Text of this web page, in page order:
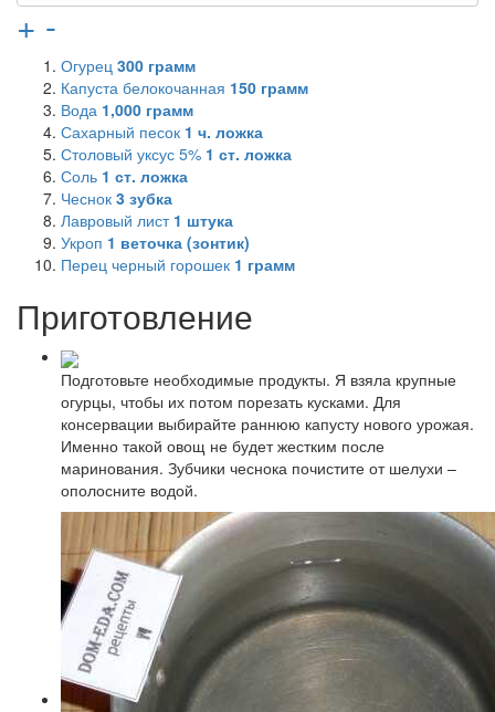
+ -
Огурец 300 грамм
Капуста белокочанная 150 грамм
Вода 1,000 грамм
Сахарный песок 1 ч. ложка
Столовый уксус 5% 1 ст. ложка
Соль 1 ст. ложка
Чеснок 3 зубка
Лавровый лист 1 штука
Укроп 1 веточка (зонтик)
Перец черный горошек 1 грамм
Приготовление
Подготовьте необходимые продукты. Я взяла крупные
огурцы, чтобы их потом порезать кусками. Для
консервации выбирайте раннюю капусту нового урожая.
Именно такой овощ не будет жестким после
маринования. Зубчики чеснока почистите от шелухи –
ополосните водой.